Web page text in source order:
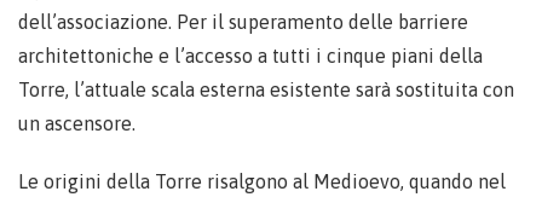
dell’associazione. Per il superamento delle barriere
architettoniche e l’accesso a tutti i cinque piani della
Torre, l’attuale scala esterna esistente sarà sostituita con
un ascensore.
Le origini della Torre risalgono al Medioevo, quando nel